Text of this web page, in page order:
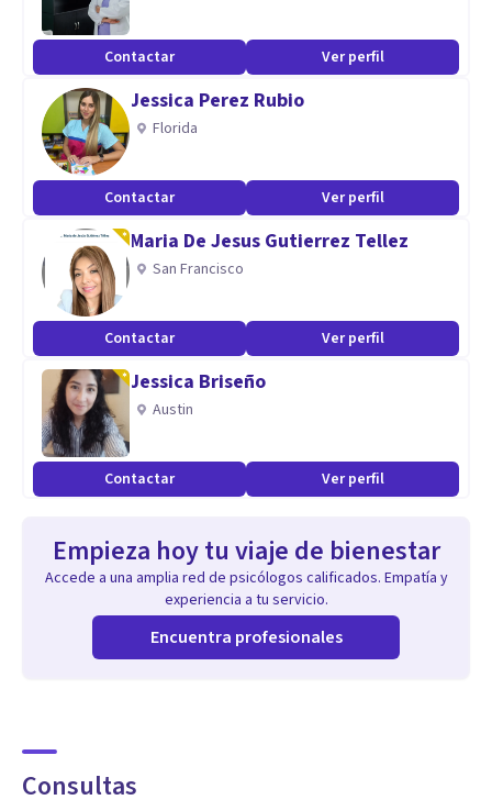
Contactar Ver perfil
Jessica Perez Rubio
Florida
Contactar Ver perfil
Maria De Jesus Gutierrez Tellez
San Francisco
Contactar Ver perfil
Jessica Briseño
Austin
Contactar Ver perfil
Empieza hoy tu viaje de bienestar
Accede a una amplia red de psicólogos calificados. Empatía y
experiencia a tu servicio.
Encuentra profesionales
Consultas